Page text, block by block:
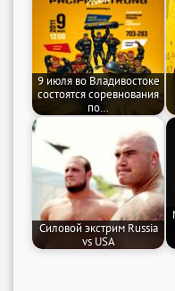
9 июля во Владивостоке
состоятся соревнования
по…
Силовой экстрим Russia
vs USA